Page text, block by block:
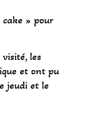
» pour
les
et ont pu
jeudi et le